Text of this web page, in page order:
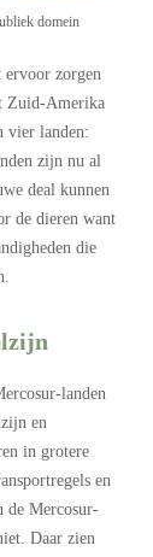
domein
ervoor zorgen
Zuid-Amerika
vier landen:
zijn nu al
deal kunnen
de dieren want
die
landen
en
in grotere
en
de Mercosur-
Daar zien